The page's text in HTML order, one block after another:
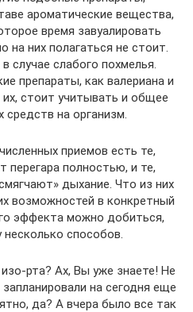
ароматические вещества,
время завуалировать
на них полагаться не стоит.
случае слабого похмелья.
препараты, как валериана и
стоит учитывать и общее
средств на организм.
приемов есть те,
полностью, и те,
дыхание. Что из них
возможностей в конкретный
эффекта можно добиться,
несколько способов.
рта? Ах, Вы уже знаете! Не
на сегодня еще
да? А вчера было все так